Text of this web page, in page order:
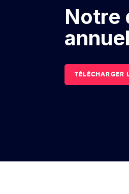
Notre
TÉLÉCHARGER